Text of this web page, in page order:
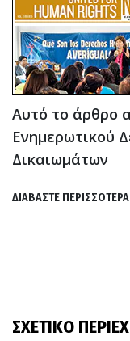
Αυτό το άρθρο
Ενημερωτικού
Δικαιωμάτων
ΔΙΑΒΑΣΤΕ ΠΕΡΙΣΣΟΤΕΡΑ
ΣΧΕΤΙΚΟ